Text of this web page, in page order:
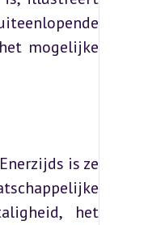
mogelijke
is ze
het